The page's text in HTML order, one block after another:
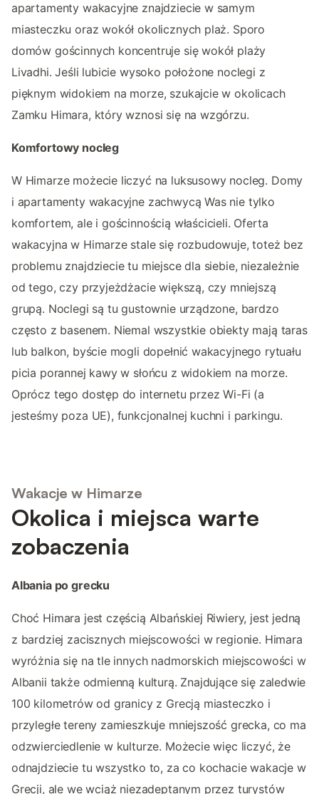
apartamenty wakacyjne znajdziecie w samym
miasteczku oraz wokół okolicznych plaż. Sporo
domów gościnnych koncentruje się wokół plaży
Livadhi. Jeśli lubicie wysoko położone noclegi z
pięknym widokiem na morze, szukajcie w okolicach
Zamku Himara, który wznosi się na wzgórzu.
Komfortowy nocleg
W Himarze możecie liczyć na luksusowy nocleg. Domy
i apartamenty wakacyjne zachwycą Was nie tylko
komfortem, ale i gościnnością właścicieli. Oferta
wakacyjna w Himarze stale się rozbudowuje, toteż bez
problemu znajdziecie tu miejsce dla siebie, niezależnie
od tego, czy przyjeżdżacie większą, czy mniejszą
grupą. Noclegi są tu gustownie urządzone, bardzo
często z basenem. Niemal wszystkie obiekty mają taras
lub balkon, byście mogli dopełnić wakacyjnego rytuału
picia porannej kawy w słońcu z widokiem na morze.
Oprócz tego dostęp do internetu przez Wi-Fi (a
jesteśmy poza UE), funkcjonalnej kuchni i parkingu.
Wakacje w Himarze
Okolica i miejsca warte
zobaczenia
Albania po grecku
Choć Himara jest częścią Albańskiej Riwiery, jest jedną
z bardziej zacisznych miejscowości w regionie. Himara
wyróżnia się na tle innych nadmorskich miejscowości w
Albanii także odmienną kulturą. Znajdujące się zaledwie
100 kilometrów od granicy z Grecją miasteczko i
przyległe tereny zamieszkuje mniejszość grecka, co ma
odzwierciedlenie w kulturze. Możecie więc liczyć, że
odnajdziecie tu wszystko to, za co kochacie wakacje w
Grecji, ale we wciąż niezadeptanym przez turystów